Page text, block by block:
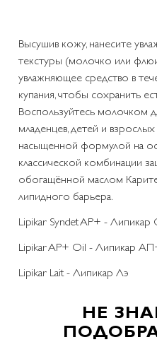
Высушив кожу, нанесите
текстуры (молочко или
увлажняющее средство в
купания, чтобы сохранить
Воспользуйтесь молочком
младенцев, детей и взрослых
насыщенной формулой на
классической комбинации
обогащённой маслом
липидного барьера.
Lipikar Syndet AP+ -
Lipikar AP+ Oil - Липикар
Lipikar Lait - Липикар Лэ
НЕ